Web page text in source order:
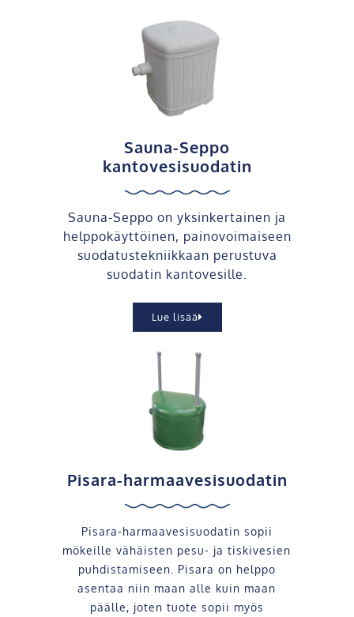
Sauna-Seppo
kantovesisuodatin
Sauna-Seppo on yksinkertainen ja
helppokäyttöinen, painovoimaiseen
suodatustekniikkaan perustuva
suodatin kantovesille.
Lue lisää
Pisara-harmaavesisuodatin
Pisara-harmaavesisuodatin sopii
mökeillevähäisten pesu- ja tiskivesien
puhdistamiseen.
Pisara on helppo
asentaa niin maan alle kuin maan
päälle, joten tuote sopii myös